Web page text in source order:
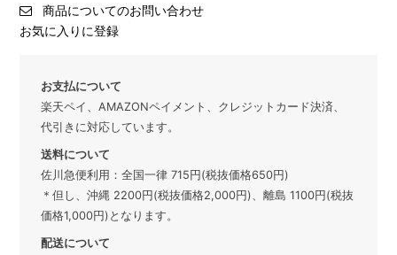
商品についてのお問い合わせ
お気に入りに登録
お支払について
楽天ペイ、AMAZONペイメント、クレジットカード決済、
代引きに対応しています。
送料について
佐川急便利用：全国一律 715円(税抜価格650円)
＊但し、沖縄 2200円(税抜価格2,000円)、離島 1100円(税抜
価格1,000円)となります。
配送について